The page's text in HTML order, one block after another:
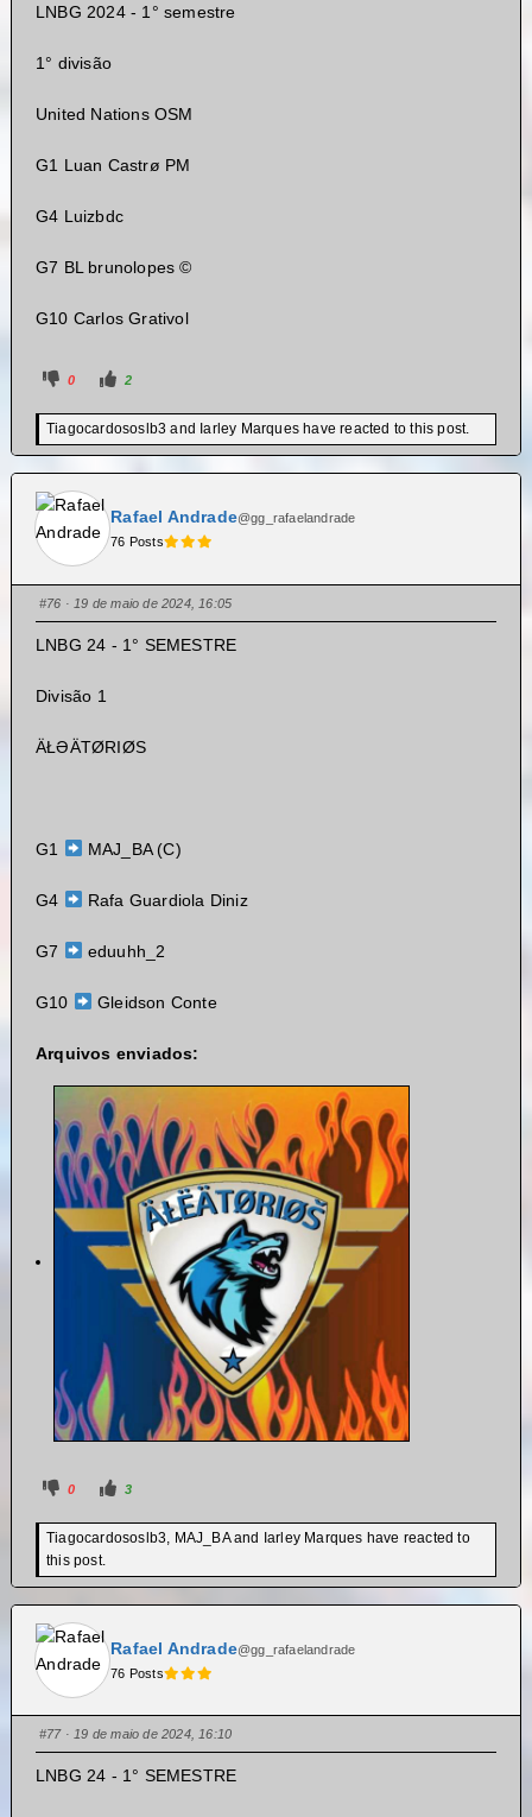
LNBG 2024 - 1° semestre
1° divisão
United Nations OSM
G1 Luan Castrø PM
G4 Luizbdc
G7 BL brunolopes ©️
G10 Carlos Grativol
0 2
Tiagocardososlb3 and Iarley Marques have reacted to this post.
Rafael Andrade@gg_rafaelandrade
76 Posts
#76 · 19 de maio de 2024, 16:05
LNBG 24 - 1° SEMESTRE
Divisão 1
ÄŁƏÄTØRIØS
G1 MAJ_BA (C)
G4 Rafa Guardiola Diniz
G7 eduuhh_2
G10 Gleidson Conte
Arquivos enviados:
0 3
Tiagocardososlb3, MAJ_BA and Iarley Marques have reacted to
this post.
Rafael Andrade@gg_rafaelandrade
76 Posts
#77· 19 de maio de 2024, 16:10
LNBG 24 - 1° SEMESTRE